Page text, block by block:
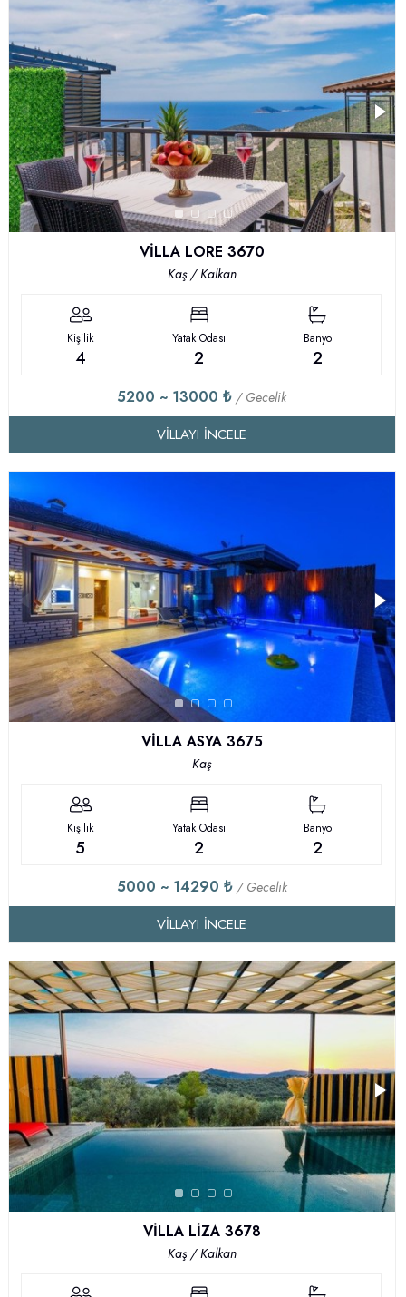
VİLLA LORE 3670
Kaş / Kalkan
Kişilik
4
Yatak Odası
2
Banyo
2
5200 ~ 13000 ₺ / Gecelik
VILLAYI İNCELE
VİLLA ASYA 3675
Kaş
Kişilik
5
Yatak Odası
2
Banyo
2
5000 ~ 14290 ₺ / Gecelik
VILLAYI İNCELE
VİLLA LİZA 3678
Kaş / Kalkan